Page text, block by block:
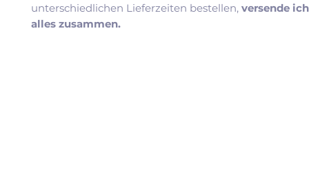
unterschiedlichen Lieferzeiten bestellen, versende
alles zusammen.